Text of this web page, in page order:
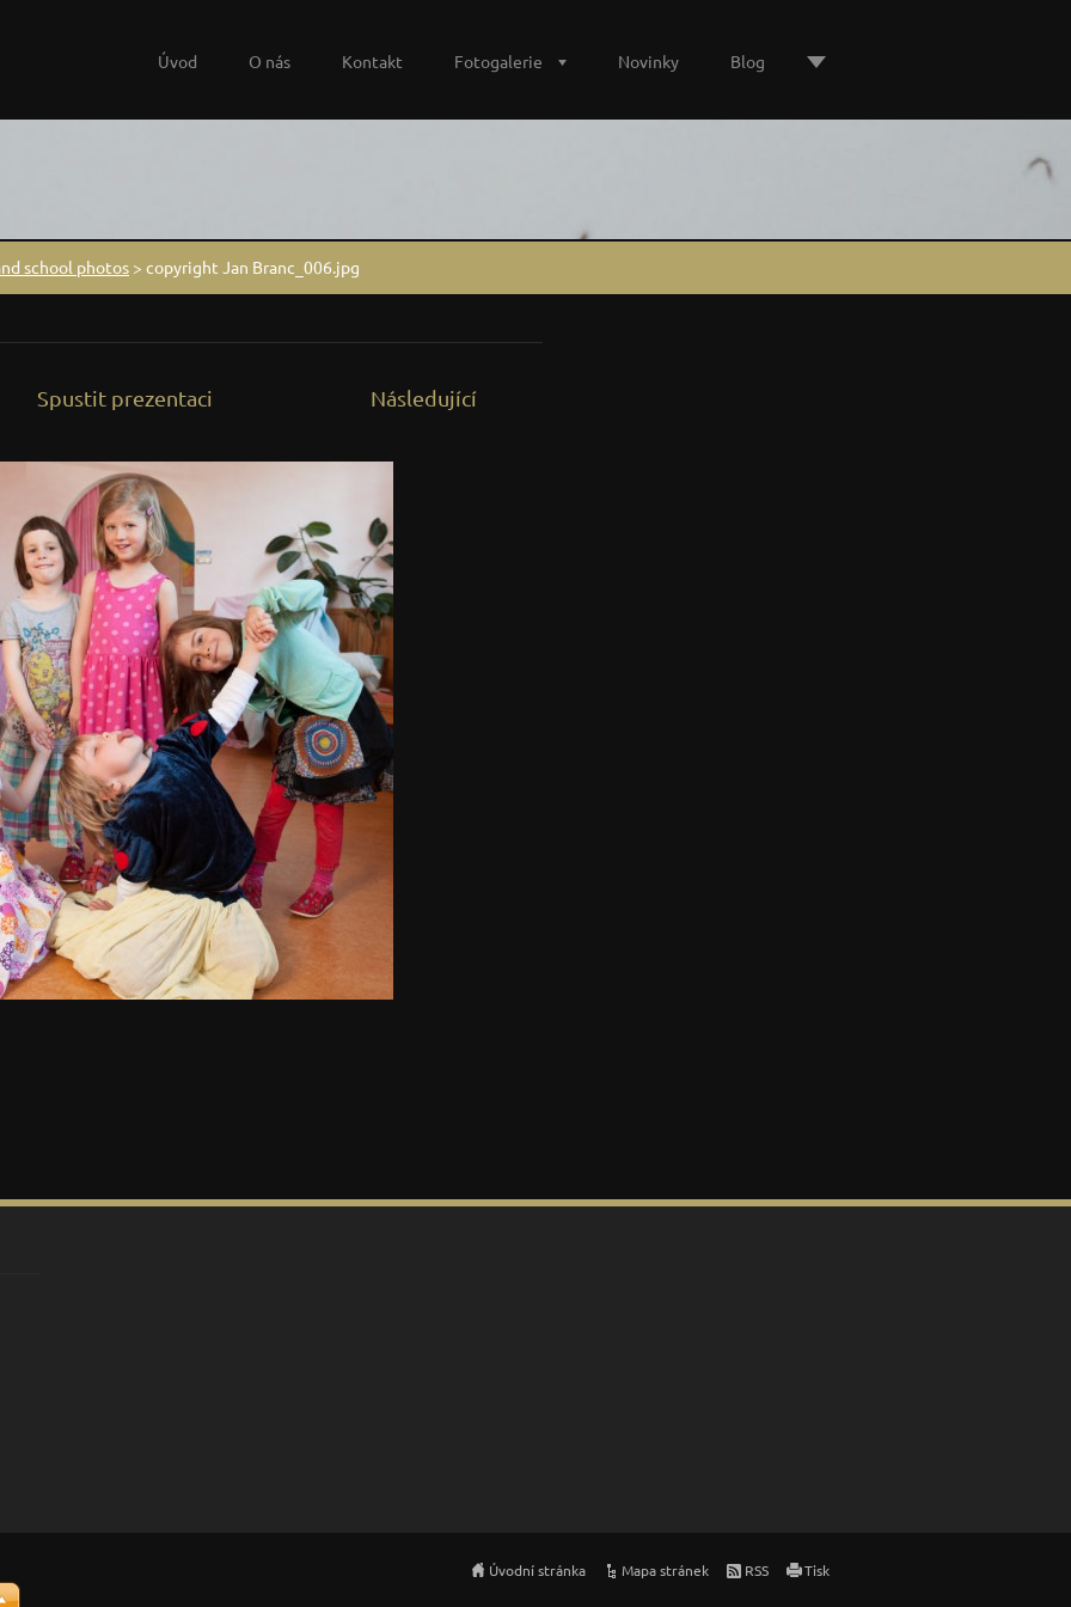
Úvod O nás Kontakt Fotogalerie Novinky Blog
school photos > copyright Jan Branc_006.jpg
Spustit prezentaci Následující
Úvodní stránka Mapa stránek RSS Tisk